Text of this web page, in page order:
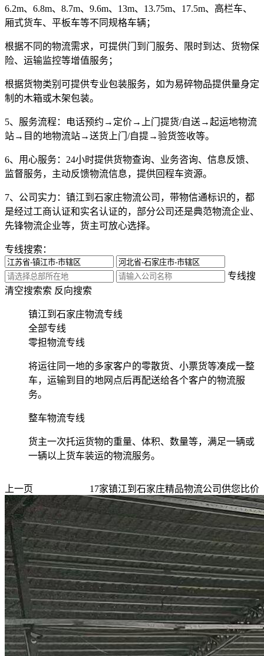
6.2m、6.8m、8.7m、9.6m、13m、13.75m、17.5m、高栏车、
厢式货车、平板车等不同规格车辆；
根据不同的物流需求，可提供门到门服务、限时到达、货物保
险、运输监控等增值服务；
根据货物类别可提供专业包装服务，如为易碎物品提供量身定
制的木箱或木架包装。
5、服务流程：
电话预约→定价→上门提货/自送→起运地物流
站→目的地物流站→送货上门/自提→验货签收等。
6、用心服务： 24小时提供货物查询、业务咨询、信息反馈、
监督服务，主动反馈物流信息，提供回程车资源。
7、公司实力： 镇江到石家庄物流公司，带物信通标识的，都
是经过工商认证和实名认证的，部分公司还是典范物流企业、
先锋物流企业等，货主可放心选择。
专线搜索：
专线搜
索 反向搜索
清空搜索
镇江到石家庄物流专线
全部专线
零担物流专线
将运往同一地的多家客户的零散货、小票货等凑成一整
车，运输到目的地网点后再配送给各个客户的物流服
务。
整车物流专线
货主一次托运货物的重量、体积、数量等，满足一辆或
一辆以上货车装运的物流服务。
17家镇江到石家庄精品物流公司供您比价
上一页